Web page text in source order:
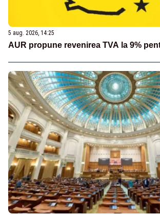
5 aug. 2026, 14:25
AUR propune revenirea TVA la 9%